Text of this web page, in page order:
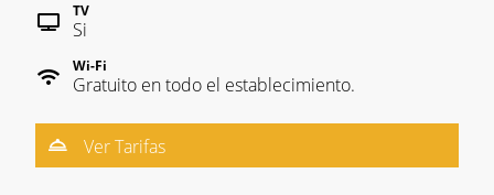
TV
Si
Wi-Fi
Gratuito en todo el establecimiento.
Ver Tarifas